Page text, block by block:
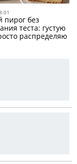
пирог без
теста: густую
распределяю